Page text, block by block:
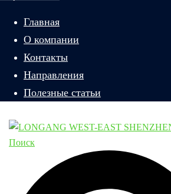
Главная
О компании
Контакты
Направления
Полезные статьи
Поиск